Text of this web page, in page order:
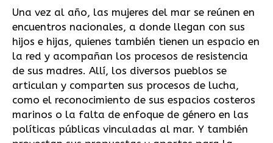
Una vez al año, las mujeres del mar se reúnen en
encuentros nacionales, a donde llegan con sus
hijos e hijas, quienes también tienen un espacio en
la red y acompañan los procesos de resistencia
de sus madres. Allí, los diversos pueblos se
articulan y comparten sus procesos de lucha,
como el reconocimiento de sus espacios costeros
marinos o la falta de enfoque de género en las
políticas públicas vinculadas al mar. Y también